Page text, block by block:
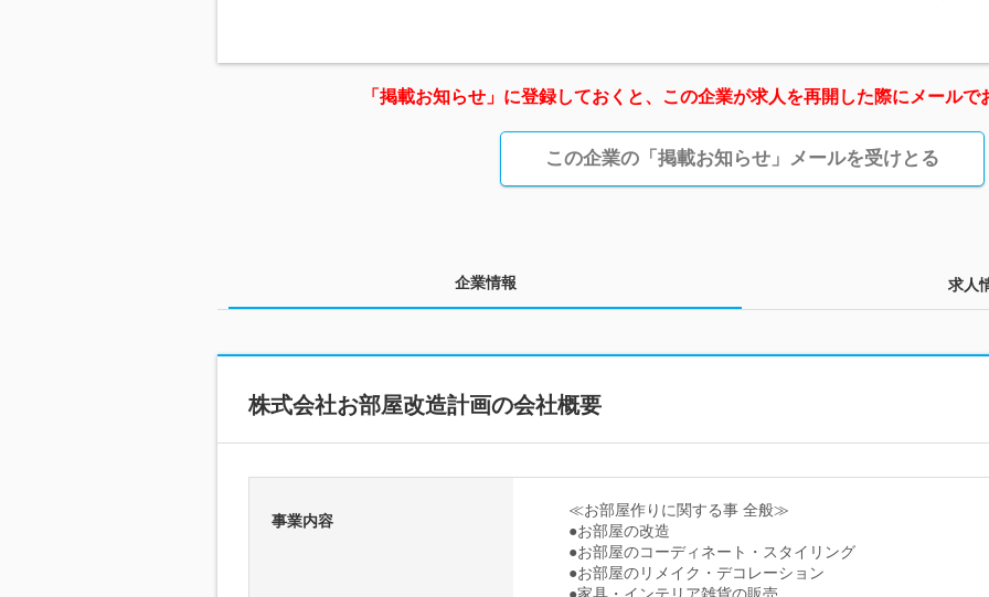
「掲載お知らせ」に登録しておくと、この企業が求人を再開した際にメールで
この企業の「掲載お知らせ」メールを受けとる
企業情報 求人
株式会社お部屋改造計画の会社概要
事業内容
≪お部屋作りに関する事 全般≫
●お部屋の改造
●お部屋のコーディネート・スタイリング
●お部屋のリメイク・デコレーション